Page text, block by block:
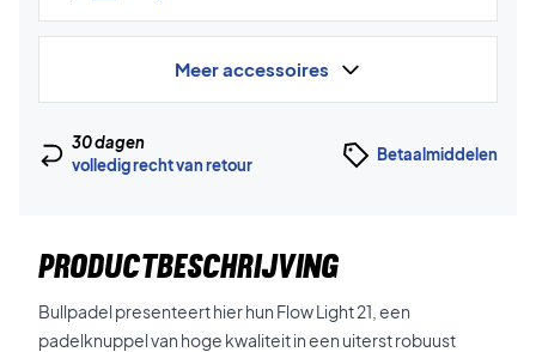
Meer accessoires
30 dagen
volledig recht van retour
Betaalmiddelen
PRODUCTBESCHRIJVING
Bullpadel presenteert hier hun Flow Light 21, een
padelknuppel van hoge kwaliteit in een uiterst robuust